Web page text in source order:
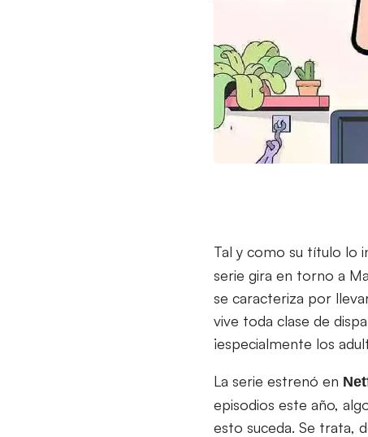
Tal y como su título lo
serie gira en torno a
se caracteriza por
vive toda clase de
¡especialmente los
La serie estrenó en
episodios este año,
esto suceda. Se trata,